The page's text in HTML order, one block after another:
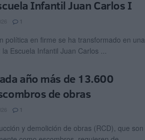
Infantil Juan Carlos I
1
política en firme se ha transformado en una
Escuela Infantil Juan Carlos ...
año más de 13.600
de obras
1
y demolición de obras (RCD), que son